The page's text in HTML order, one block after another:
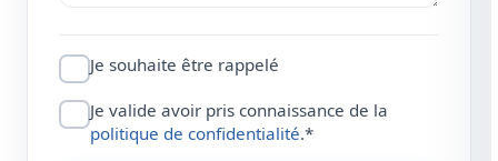
Je souhaite être rappelé
Je valide avoir pris connaissance de la
politique de confidentialité.*